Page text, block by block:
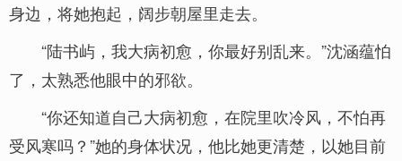
身边，将她抱起，阔步朝屋里走去。
“陆书屿，我大病初愈，你最好别乱来。”沈涵蕴怕
了，太熟悉他眼中的邪欲。
“你还知道自己大病初愈，在院里吹冷风，不怕再
受风寒吗？”她的身体状况，他比她更清楚，以她目前